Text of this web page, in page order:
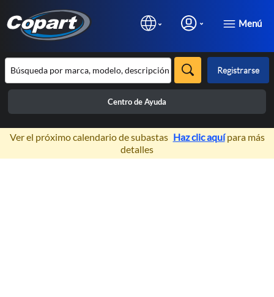
Menú
Registrarse
Centro de Ayuda
×
Ver el próximo calendario de subastas Haz clic aquípara más
detalles